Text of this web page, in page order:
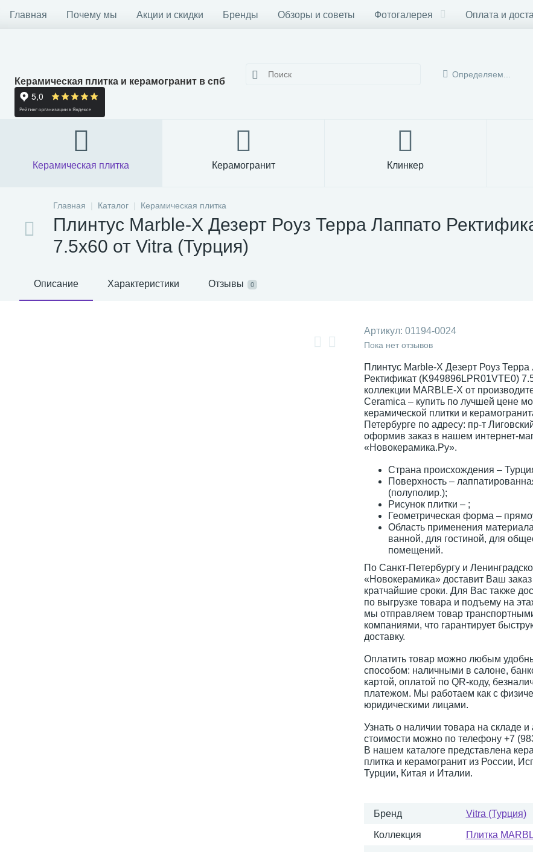
Главная Почему мы Акции и скидки Бренды Обзоры и советы Фотогалерея Оплата и
Керамическая плитка и керамогранит в спб
Определяем...
Керамическая плитка Керамогранит Клинкер
Главная Каталог Керамическая плитка
Плинтус Marble-X Дезерт Роуз Терра Лаппато
7.5x60 от Vitra (Турция)
Описание Характеристики Отзывы 0
Артикул: 01194-0024
Пока нет отзывов
Плинтус Marble-X Дезерт Роуз Терра
Ректификат (K949896LPR01VTE0)
коллекции MARBLE-X от
Ceramica – купить по лучшей цене
керамической плитки и
Петербурге по адресу: пр-т
оформив заказ в нашем интернет-
«Новокерамика.Ру».
Страна происхождения –
Поверхность –
(полуполир.);
Рисунок плитки – ;
Геометрическая форма –
Область применения
ванной, для гостиной, для
помещений.
По Санкт-Петербургу и
«Новокерамика» доставит Ваш заказ
кратчайшие сроки. Для Вас также
по выгрузке товара и подъему на
мы отправляем товар
компаниями, что гарантирует
доставку.
Оплатить товар можно любым
способом: наличными в салоне,
картой, оплатой по QR-коду,
платежом. Мы работаем как с
юридическими лицами.
Узнать о наличии товара на складе и
стоимости можно по телефону +7
В нашем каталоге представлена
плитка и керамогранит из России,
Турции, Китая и Италии.
Бренд Vitra (Турция)
Коллекция Плитка